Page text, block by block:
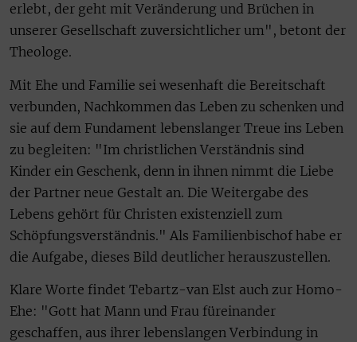
erlebt, der geht mit Veränderung und Brüchen in
unserer Gesellschaft zuversichtlicher um", betont der
Theologe.
Mit Ehe und Familie sei wesenhaft die Bereitschaft
verbunden, Nachkommen das Leben zu schenken und
sie auf dem Fundament lebenslanger Treue ins Leben
zu begleiten: "Im christlichen Verständnis sind
Kinder ein Geschenk, denn in ihnen nimmt die Liebe
der Partner neue Gestalt an. Die Weitergabe des
Lebens gehört für Christen existenziell zum
Schöpfungsverständnis." Als Familienbischof habe er
die Aufgabe, dieses Bild deutlicher herauszustellen.
Klare Worte findet Tebartz-van Elst auch zur Homo-
Ehe: "Gott hat Mann und Frau füreinander
geschaffen, aus ihrer lebenslangen Verbindung in